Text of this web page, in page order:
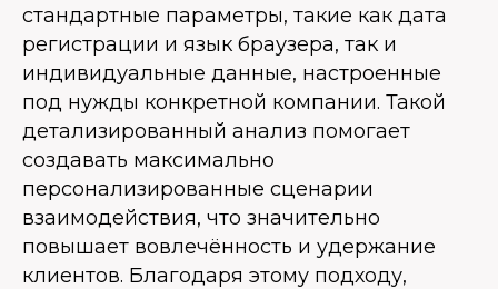
стандартные параметры, такие как дата
регистрации и язык браузера, так и
индивидуальные данные, настроенные
под нужды конкретной компании. Такой
детализированный анализ помогает
создавать максимально
персонализированные сценарии
взаимодействия, что значительно
повышает вовлечённость и удержание
клиентов. Благодаря этому подходу,